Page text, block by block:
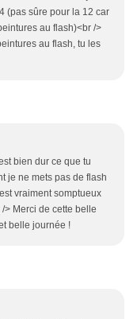
(pas sûre pour la 12 car
au flash)<br />
au flash, tu les
bien dur ce que tu
je ne mets pas de flash
vraiment somptueux
> Merci de cette belle
belle journée !